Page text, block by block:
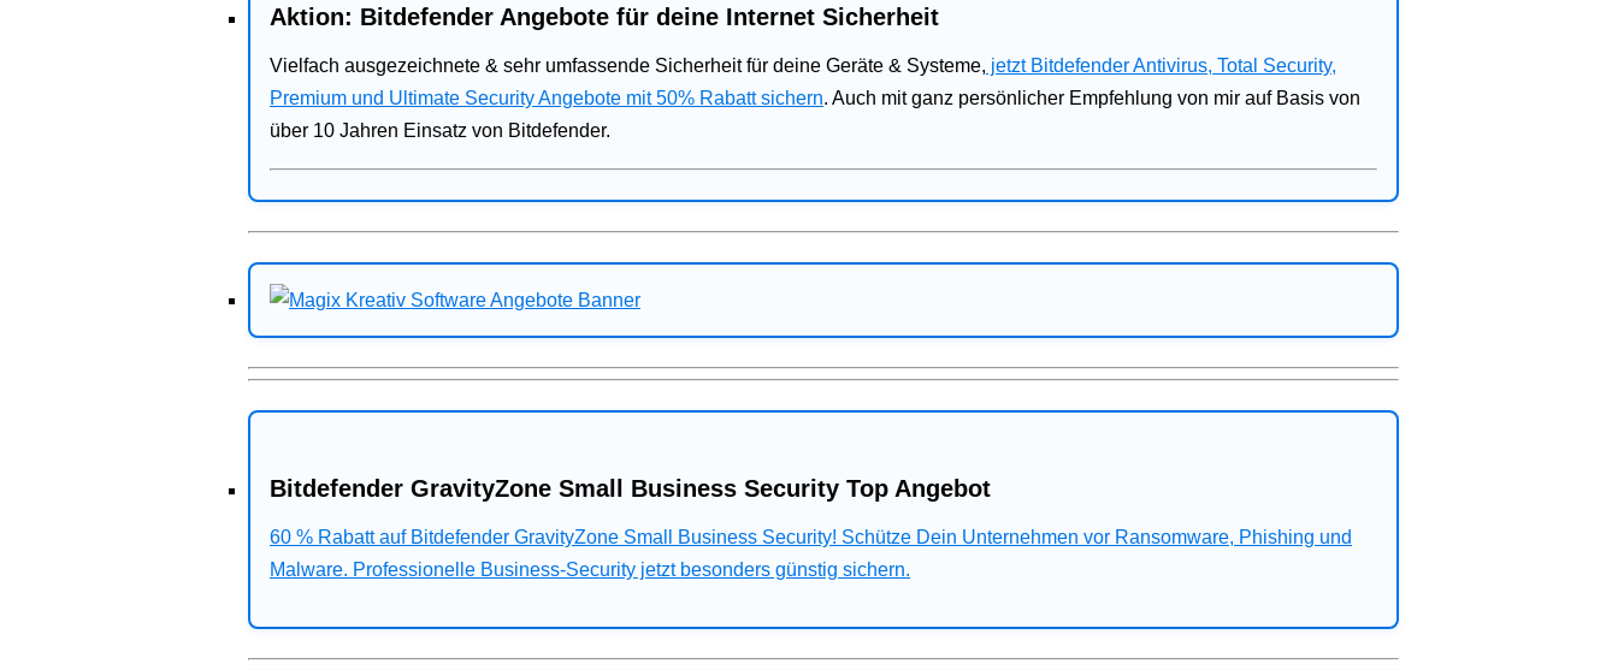
Aktion: Bitdefender Angebote für deine Internet Sicherheit
Vielfach ausgezeichnete & sehr umfassende Sicherheit für deine Geräte & Systeme, jetzt Bitdefender Antivirus, Total Security,
Premium und Ultimate Security Angebote mit 50% Rabatt sichern. Auch mit ganz persönlicher Empfehlung von mir auf Basis von
über 10 Jahren Einsatz von Bitdefender.
Bitdefender GravityZone Small Business Security Top Angebot
60 % Rabatt auf Bitdefender GravityZone Small Business Security! Schütze Dein Unternehmen vor Ransomware, Phishing und
Malware. Professionelle Business-Security jetzt besonders günstig sichern.